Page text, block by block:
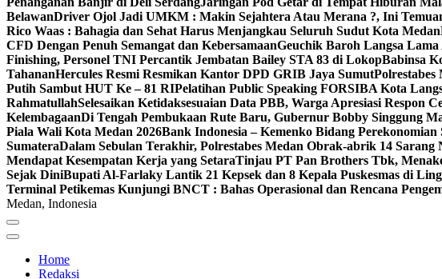
BelawanDriver Ojol Jadi UMKM : Makin Sejahtera Atau Merana ?, Ini
Rico Waas : Bahagia dan Sehat Harus Menjangkau Seluruh Sudut Kota Medan
CFD Dengan Penuh Semangat dan KebersamaanGeuchik Baroh Langsa
Finishing, Personel TNI Percantik Jembatan Bailey STA 83 di LokopBabinsa
TahananHercules Resmi Resmikan Kantor DPD GRIB Jaya Sumut
Putih Sambut HUT Ke – 81 RIPelatihan Public Speaking FORSIBA Kota
RahmatullahSelesaikan Ketidaksesuaian Data PBB, Warga Apresiasi Respon
KelembagaanDi Tengah Pembukaan Rute Baru, Gubernur Bobby Singgung
Piala Wali Kota Medan 2026Bank Indonesia – Kemenko Bidang
SumateraDalam Sebulan Terakhir, Polrestabes Medan Obrak-abrik 14 Sarang
Mendapat Kesempatan Kerja yang SetaraTinjau PT Pan Brothers Tbk,
Sejak DiniBupati Al-Farlaky Lantik 21 Kepsek dan 8 Kepala Puskesmas di
Terminal Petikemas Kunjungi BNCT : Bahas Operasional dan Rencana
Medan, Indonesia
Home
Redaksi